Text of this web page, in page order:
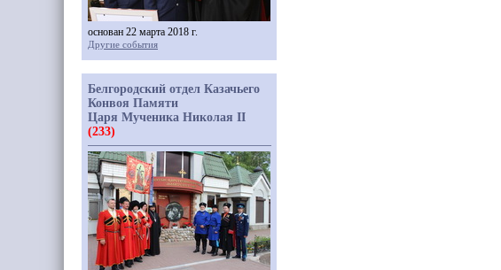
основан 22 марта 2018 г.
Другие события
Белгородский отдел Казачьего
Конвоя Памяти
Царя Мученика Николая II
(233)